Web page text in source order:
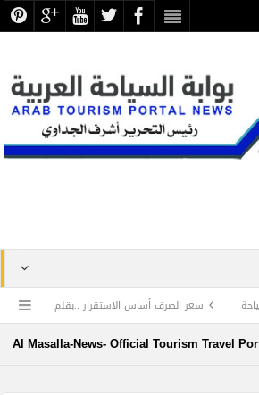
سعر الصرف أساس الاستقرار ..بقلم الصحفي الكبير محمد
OF THE TRAVEL TRADE’ at ITB 2023 in Berlin
Al Masalla-News- Official Tourism Travel